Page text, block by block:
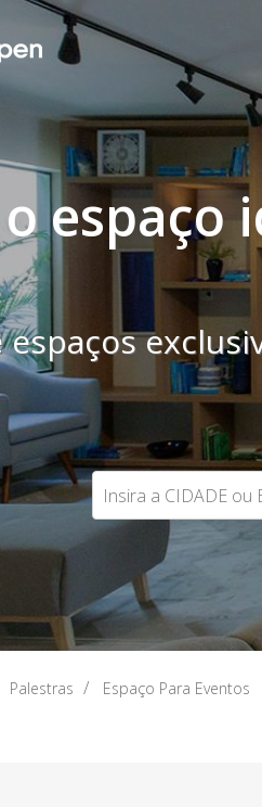
espaço
Palestras Espaço Para Eventos